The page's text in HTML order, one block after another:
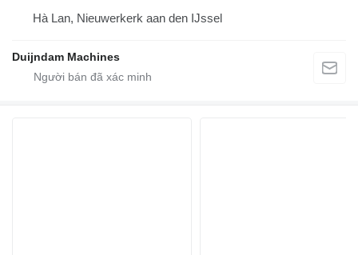
Hà Lan, Nieuwerkerk aan den IJssel
Duijndam Machines